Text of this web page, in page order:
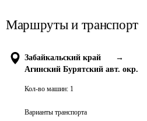
Маршруты и транспорт
Забайкальский край
→
Агинский Бурятский авт. окр.
Кол-во машин: 1
Варианты транспорта